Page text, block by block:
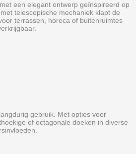
een elegant ontwerp geïnspireerd op
telescopische mechaniek klapt de
terrassen, horeca of buitenruimtes
gebruik. Met opties voor
of octagonale doeken in diverse